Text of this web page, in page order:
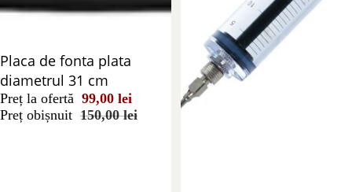
Reducere 34%
Placa de fonta plata
diametrul 31 cm
Preț la ofertă 99,00 lei
Preț obișnuit 150,00 lei